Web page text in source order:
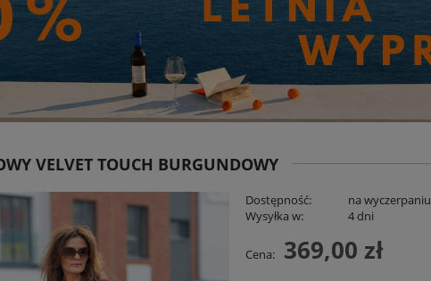
VELVET TOUCH BURGUNDOWY
Dostępność:
na wyczerpaniu
Wysyłka w:
4 dni
Cena: 369,00 zł